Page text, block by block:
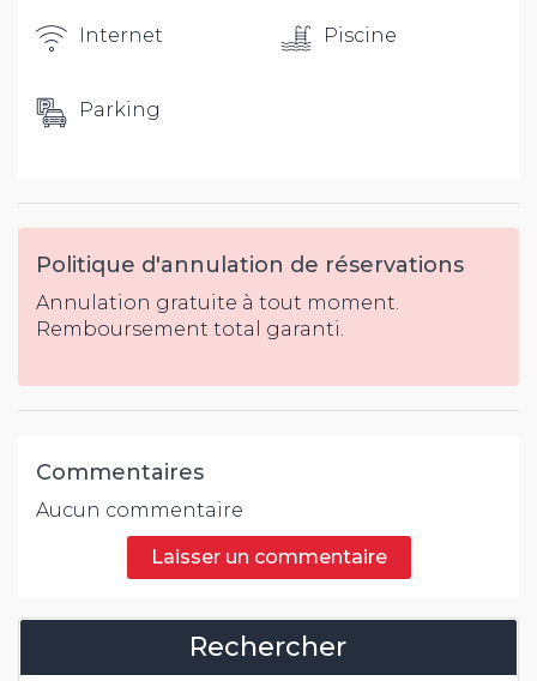
Internet
Parking
Piscine
Politique d'annulation de réservations
Annulation gratuite à tout moment.
Remboursement total garanti.
Commentaires
Aucun commentaire
Laisser un commentaire
Rechercher